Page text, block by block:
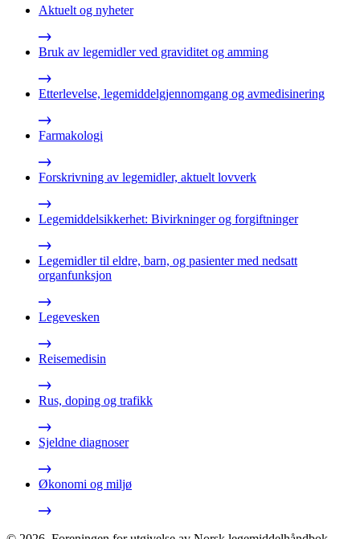
Aktuelt og nyheter
Bruk av legemidler ved graviditet og amming
Etterlevelse, legemiddelgjennomgang og avmedisinering
Farmakologi
Forskrivning av legemidler, aktuelt lovverk
Legemiddelsikkerhet: Bivirkninger og forgiftninger
Legemidler til eldre, barn, og pasienter med nedsatt
organfunksjon
Legevesken
Reisemedisin
Rus, doping og trafikk
Sjeldne diagnoser
Økonomi og miljø